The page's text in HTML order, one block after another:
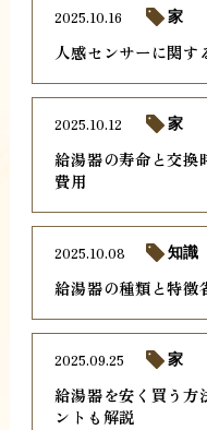
人感センサーに関
2025.10.16 家
給湯器の寿命と交換
費用
2025.10.12 家
給湯器の種類と特徴
2025.10.08 知識
給湯器を安く買う方
ントも解説
2025.09.25 家